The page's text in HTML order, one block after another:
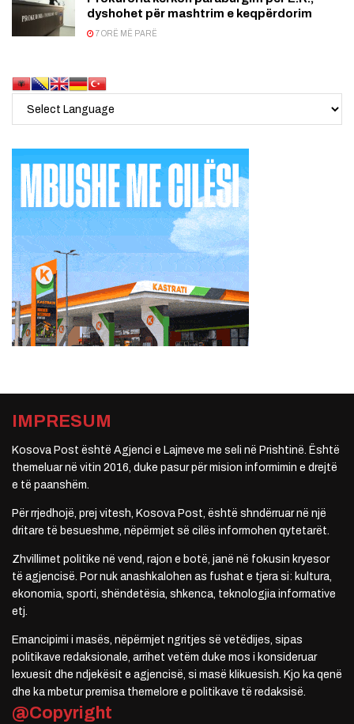
dyshohet për mashtrim e keqpërdorim
7 ORË MË PARË
IMPRESUM
Kosova Post është Agjenci e Lajmeve me seli në Prishtinë. Është
themeluar në vitin 2016, duke pasur për mision informimin e drejtë
e të paanshëm.
Për rrjedhojë, prej vitesh, Kosova Post, është shndërruar në një
dritare të besueshme, nëpërmjet së cilës informohen qytetarët.
Zhvillimet politike në vend, rajon e botë, janë në fokusin kryesor
të agjencisë. Por nuk anashkalohen as fushat e tjera si: kultura,
ekonomia, sporti, shëndetësia, shkenca, teknologjia informative
etj.
Emancipimi i masës, nëpërmjet ngritjes së vetëdijes, sipas
politikave redaksionale, arrihet vetëm duke mos i konsideruar
lexuesit dhe ndjekësit e agjencisë, si masë klikuesish. Kjo ka qenë
dhe ka mbetur premisa themelore e politikave të redaksisë.
@Copyright